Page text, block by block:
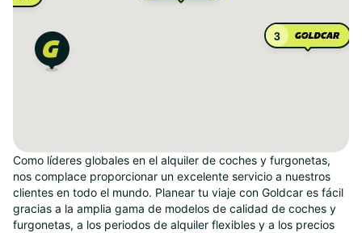
3
Como líderes globales en el alquiler de coches y furgonetas,
nos complace proporcionar un excelente servicio a nuestros
clientes en todo el mundo. Planear tu viaje con Goldcar es fácil
gracias a la amplia gama de modelos de calidad de coches y
furgonetas, a los periodos de alquiler flexibles y a los precios